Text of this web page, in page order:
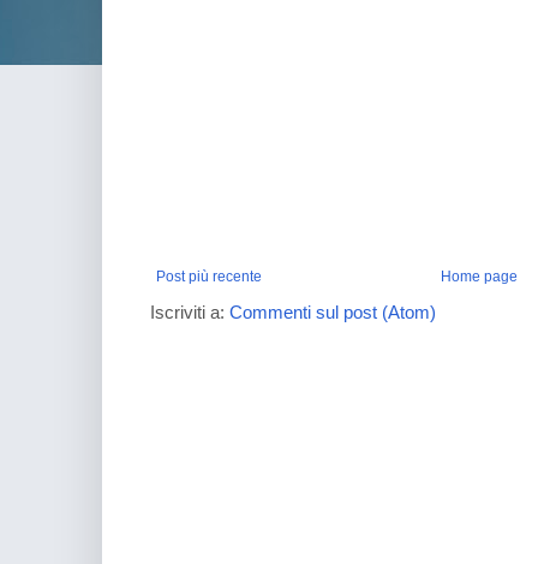
Post più recente Home page
Iscriviti a: Commenti sul post (Atom)